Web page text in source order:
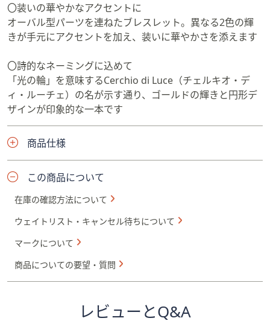
〇装いの華やかなアクセントに
オーバル型パーツを連ねたブレスレット。異なる2色の輝
きが手元にアクセントを加え、装いに華やかさを添えます
〇詩的なネーミングに込めて
「光の輪」を意味するCerchio di Luce（チェルキオ・デ
ィ・ルーチェ）の名が示す通り、ゴールドの輝きと円形デ
ザインが印象的な一本です
商品仕様
この商品について
在庫の確認方法について
ウェイトリスト・キャンセル待ちについて
マークについて
商品についての要望・質問
レビューとQ&A